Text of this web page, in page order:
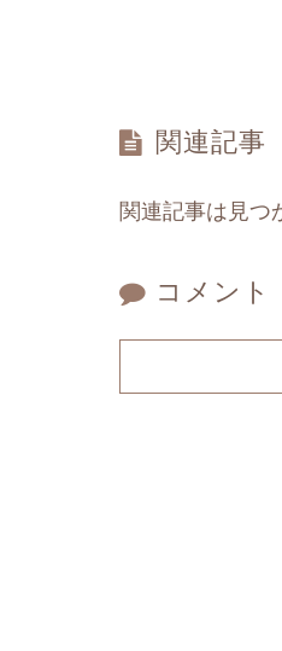
関連記事
関連記事は見つ
コメント